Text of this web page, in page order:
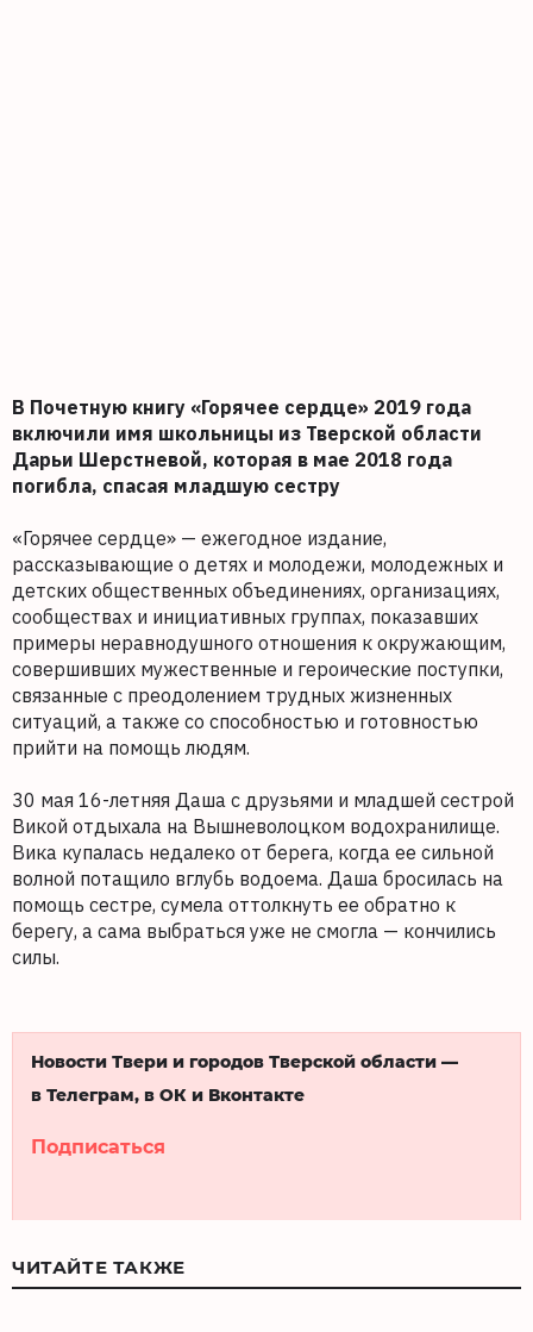
В Почетную книгу «Горячее сердце» 2019 года
включили имя школьницы из Тверской области
Дарьи Шерстневой, которая в мае 2018 года
погибла, спасая младшую сестру
«Горячее сердце» — ежегодное издание,
рассказывающие о детях и молодежи, молодежных и
детских общественных объединениях, организациях,
сообществах и инициативных группах, показавших
примеры неравнодушного отношения к окружающим,
совершивших мужественные и героические поступки,
связанные с преодолением трудных жизненных
ситуаций, а также со способностью и готовностью
прийти на помощь людям.
30 мая 16-летняя Даша с друзьями и младшей сестрой
Викой отдыхала на Вышневолоцком водохранилище.
Вика купалась недалеко от берега, когда ее сильной
волной потащило вглубь водоема. Даша бросилась на
помощь сестре, сумела оттолкнуть ее обратно к
берегу, а сама выбраться уже не смогла — кончились
силы.
Новости Твери и городов Тверской области —
в Телеграм, в ОК и Вконтакте
Подписаться
ЧИТАЙТЕ ТАКЖЕ